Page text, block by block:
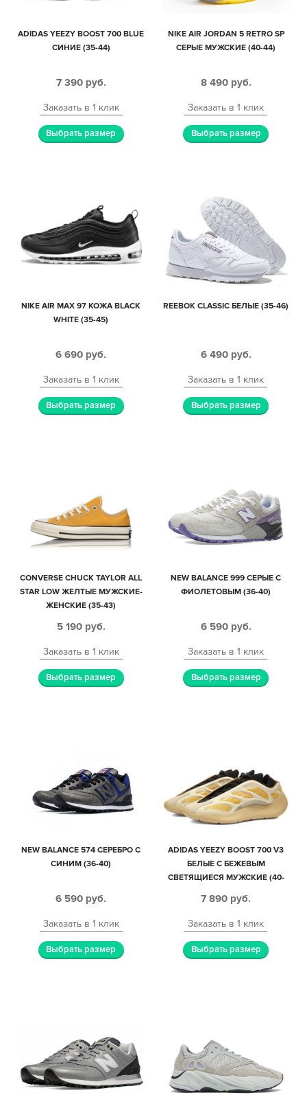
ADIDAS YEEZY BOOST 700 BLUE
СИНИЕ (35-44)
7 390 руб.
Заказать в 1 клик
Выбрать размер
NIKE AIR JORDAN 5 RETRO SP
СЕРЫЕ МУЖСКИЕ (40-44)
8 490 руб.
Заказать в 1 клик
Выбрать размер
NIKE AIR MAX 97 КОЖА BLACK
WHITE (35-45)
6 690 руб.
Заказать в 1 клик
Выбрать размер
REEBOK CLASSIC БЕЛЫЕ (35-46)
6 490 руб.
Заказать в 1 клик
Выбрать размер
CONVERSE CHUCK TAYLOR ALL
STAR LOW ЖЕЛТЫЕ МУЖСКИЕ-
ЖЕНСКИЕ (35-43)
5 190 руб.
Заказать в 1 клик
Выбрать размер
NEW BALANCE 999 СЕРЫЕ С
ФИОЛЕТОВЫМ (36-40)
6 590 руб.
Заказать в 1 клик
Выбрать размер
NEW BALANCE 574 СЕРЕБРО С
СИНИМ (36-40)
6 590 руб.
Заказать в 1 клик
Выбрать размер
ADIDAS YEEZY BOOST 700 V3
БЕЛЫЕ С БЕЖЕВЫМ
СВЕТЯЩИЕСЯ МУЖСКИЕ (40-
7 890 руб.
Заказать в 1 клик
Выбрать размер